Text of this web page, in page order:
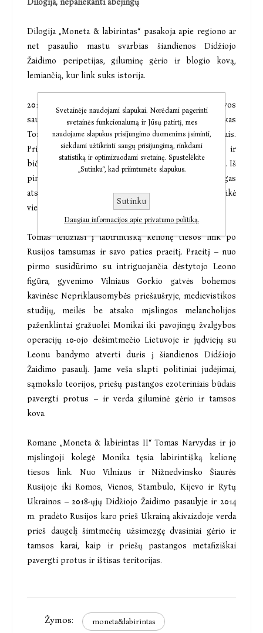
Dilogija, nepaliekanti abejingų
Dilogija „Moneta & labirintas“ pasakoja apie regiono ar
net pasaulio mastu svarbias šiandienos Didžiojo
Žaidimo peripetijas, giluminę gėrio ir blogio kovą,
lemiančią, kur link suks istorija.
2018-ieji, Nižnedvinskas, Šiaurės Rusija. Lietuvos
saugumo Giliosios geopolitikos skyriaus žvalgybininkas
Tomas Narvydasincognitoseka ataušusiais pėdsakais.
Prieš metus šiame mieste jo mokytojas, viršininkas ir
bičiulis Leonas Nevardauskas rastas nuskendęs upėje. Iš
pirmo žvilgsnio mirtis atrodo kaip nelaimingas
atsitikimas, tačiau ką FSB nekenčiamas žmogus veikė
vienas gūdžioje Rusijos provincijoje?
Tomas leidžiasi į labirintišką kelionę tiesos link po
Rusijos tamsumas ir savo paties praeitį. Praeitį – nuo
pirmo susidūrimo su intriguojančia dėstytojo Leono
figūra, gyvenimo Vilniaus Gorkio gatvės bohemos
kavinėse Nepriklausomybės priešaušryje, medievistikos
studijų, meilės be atsako mįslingos melancholijos
paženklintai gražuolei Monikai iki pavojingų žvalgybos
operacijų 10-ojo dešimtmečio Lietuvoje ir jųdviejų su
Leonu bandymo atverti duris į šiandienos Didžiojo
Žaidimo pasaulį. Jame veša slapti politiniai judėjimai,
sąmokslo teorijos, priešų pastangos ezoteriniais būdais
pavergti protus – ir verda giluminė gėrio ir tamsos
kova.
Romane „Moneta & labirintas II“ Tomas Narvydas ir jo
mįslingoji kolegė Monika tęsia labirintišką kelionę
tiesos link. Nuo Vilniaus ir Nižnedvinsko Šiaurės
Rusijoje iki Romos, Vienos, Stambulo, Kijevo ir Rytų
Ukrainos – 2018-ųjų Didžiojo Žaidimo pasaulyje ir 2014
m. pradėto Rusijos karo prieš Ukrainą akivaizdoje verda
prieš daugelį šimtmečių užsimezgę dvasiniai gėrio ir
tamsos karai, kaip ir priešų pastangos metafiziškai
pavergti protus ir ištisas teritorijas.
Žymos: moneta&labirintas
Svetainėje naudojami slapukai. Norėdami pagerinti
svetainės funkcionalumą ir Jūsų patirtį, mes
naudojame slapukus prisijungimo duomenims įsiminti,
siekdami užtikrinti saugų prisijungimą, rinkdami
statistiką ir optimizuodami svetainę. Spustelėkite
„Sutinku“, kad priimtumėte slapukus.
Sutinku
Daugiau informacijos apie privatumo politiką.